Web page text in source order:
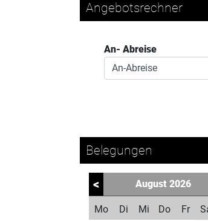
Angebotsrechner
An- Abreise
Belegungen
< August 2026
Mo Di Mi Do Fr